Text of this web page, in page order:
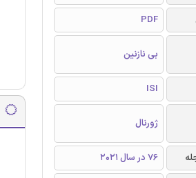
PDF
بی نازنین
ISI
ژورنال
76 در سال 2021